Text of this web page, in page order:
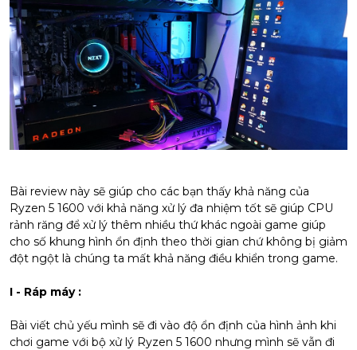
Bài review này sẽ giúp cho các bạn thấy khả năng của
Ryzen 5 1600 với khả năng xử lý đa nhiệm tốt sẽ giúp CPU
rảnh răng để xử lý thêm nhiều thứ khác ngoài game giúp
cho số khung hình ổn định theo thời gian chứ không bị giảm
đột ngột là chúng ta mất khả năng điều khiển trong game.
I - Ráp máy :
Bài viết chủ yếu mình sẽ đi vào độ ổn định của hình ảnh khi
chơi game với bộ xử lý Ryzen 5 1600 nhưng mình sẽ vẫn đi